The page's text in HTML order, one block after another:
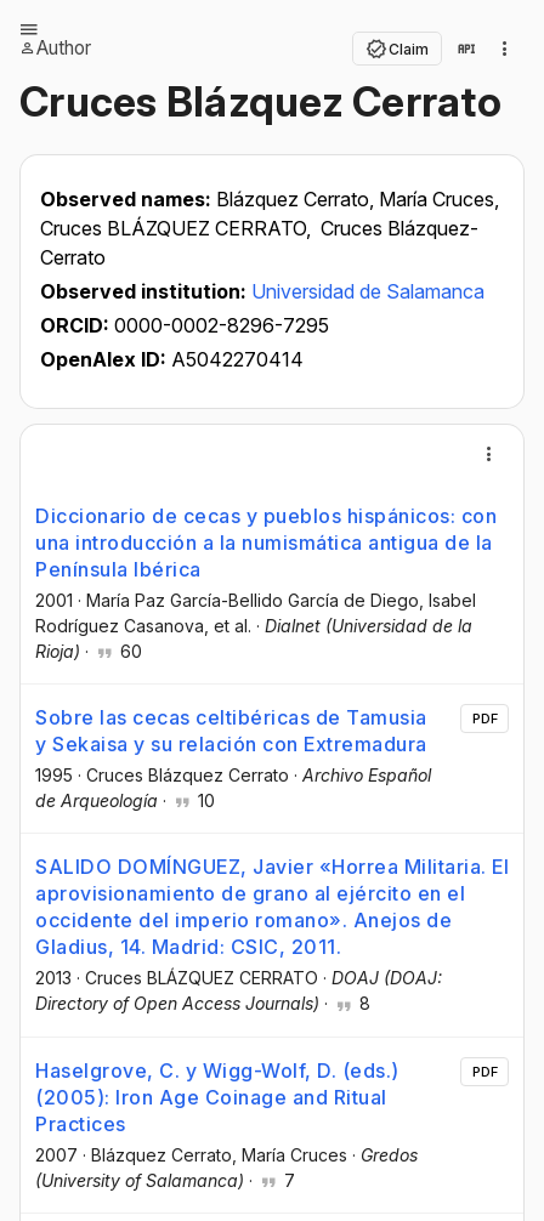
Author Claim
Cruces Blázquez Cerrato
Observed names: Blázquez Cerrato, María Cruces,
Cruces BLÁZQUEZ CERRATO, Cruces Blázquez-
Cerrato
Observed institution: Universidad de Salamanca
ORCID: 0000-0002-8296-7295
OpenAlex ID: A5042270414
Diccionario de cecas y pueblos hispánicos: con
una introducción a la numismática antigua de la
Península Ibérica
2001 · María Paz García-Bellido García de Diego , Isabel
Rodríguez Casanova , et al. · Dialnet (Universidad de la
Rioja) · 60
Sobre las cecas celtibéricas de Tamusia
y Sekaisa y su relación con Extremadura
1995 · Cruces Blázquez Cerrato · Archivo Español
de Arqueología · 10
PDF
SALIDO DOMÍNGUEZ, Javier «Horrea Militaria. El
aprovisionamiento de grano al ejército en el
occidente del imperio romano». Anejos de
Gladius, 14. Madrid: CSIC, 2011.
2013 · Cruces BLÁZQUEZ CERRATO · DOAJ (DOAJ:
Directory of Open Access Journals) · 8
Haselgrove, C. y Wigg-Wolf, D. (eds.)
(2005): Iron Age Coinage and Ritual
Practices
2007 · Blázquez Cerrato, María Cruces · Gredos
(University of Salamanca) · 7
PDF